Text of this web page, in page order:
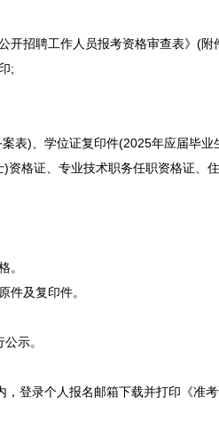
开招聘工作人员报考资格审查表》(
;
)、学位证复印件(2025年应届毕业
格证、专业技术职务任职资格证、
。
及复印件。
示。
，登录个人报名邮箱下载并打印《准